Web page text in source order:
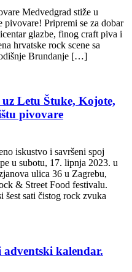
Medvedgrad stiže u
Pripremi se za dobar
glazbe, finog craft piva i
hrvatske rock scene sa
Brundanje […]
uz Letu Štuke, Kojote,
pivovare
iskustvo i savršeni spoj
u subotu, 17. lipnja 2023. u
ulica 36 u Zagrebu,
& Street Food festivalu.
šest sati čistog rock zvuka
kalendar.